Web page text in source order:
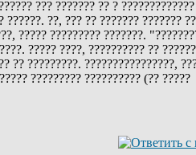
??? ??????? ?? ? ?????????????
??, ??? ?? ??????? ???????
????? ????????? ???????.
????? ????, ?????????? ??
?? ?????????. ????????????????,
????????? ?????????? (?? ?????